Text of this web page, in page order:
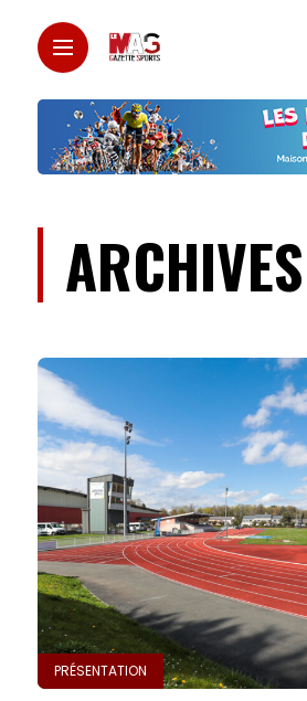
ARCHIVES
PRÉSENTATION